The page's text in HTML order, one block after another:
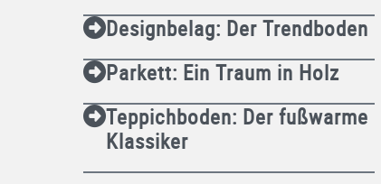
Designbelag: Der Trendboden
Parkett: Ein Traum in Holz
Teppichboden: Der fußwarme
Klassiker